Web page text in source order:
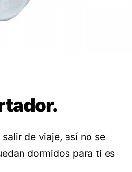
de viaje, así no se
dormidos para ti es